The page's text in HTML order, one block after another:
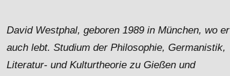
David Westphal, geboren 1989 in München, wo er
auch lebt. Studium der Philosophie, Germanistik,
Literatur- und Kulturtheorie zu Gießen und